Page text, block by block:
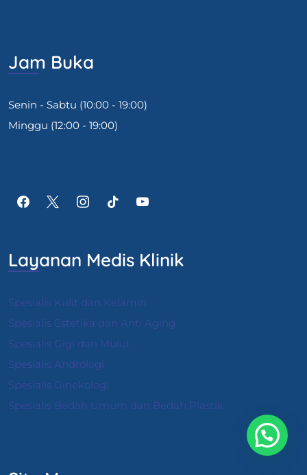
Jam Buka
Senin - Sabtu (10:00 - 19:00)
Minggu (12:00 - 19:00)
Layanan Medis Klinik
Spesialis Kulit dan Kelamin
Spesialis Estetika dan Anti Aging
Spesialis Gigi dan Mulut
Spesialis Andrologi
Spesialis Ginekologi
Spesialis Bedah Umum dan Bedah Plastik